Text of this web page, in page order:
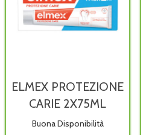
ELMEX PROTEZIONE
CARIE 2X75ML
Buona Disponibilità